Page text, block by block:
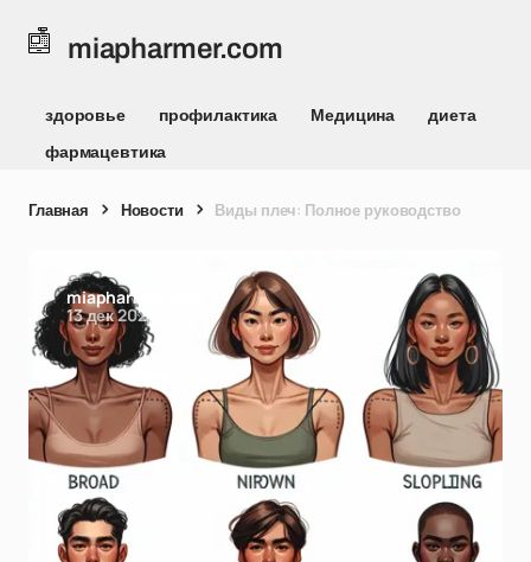
miapharmer.com
здоровье профилактика Медицина
диета
фармацевтика
Главная Новости Виды плеч: Полное руководство
miapharmer.com
13 дек 2024